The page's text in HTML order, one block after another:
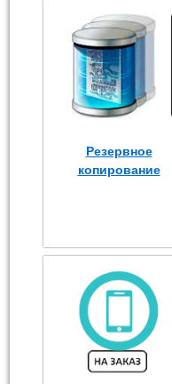
Резервное
копирование